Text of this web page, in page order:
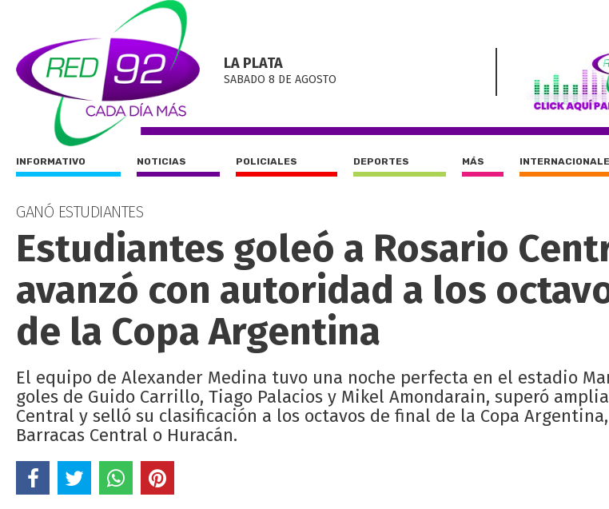
LA PLATA
SABADO 8 DE AGOSTO
INFORMATIVO NOTICIAS POLICIALES DEPORTES MÁS
GANÓ ESTUDIANTES
Estudiantes goleó a Rosario
avanzó con autoridad a los
de la Copa Argentina
El equipo de Alexander Medina tuvo una noche perfecta en el estadio
goles de Guido Carrillo, Tiago Palacios y Mikel Amondarain, superó
Central y selló su clasificación a los octavos de final de la Copa
Barracas Central o Huracán.